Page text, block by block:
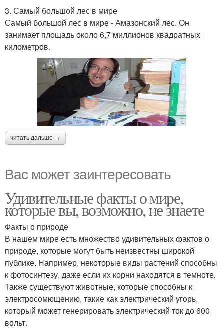
3. Самый большой лес в мире
Самый большой лес в мире - Амазонский лес. Он
занимает площадь около 6,7 миллионов квадратных
километров.
читать дальше →
Вас может заинтересовать
Удивительные факты о мире,
которые вы, возможно, не знаете
Факты о природе
В нашем мире есть множество удивительных фактов о
природе, которые могут быть неизвестны широкой
публике. Например, некоторые виды растений способны
к фотосинтезу, даже если их корни находятся в темноте.
Также существуют животные, которые способны к
электросомющению, такие как электрический угорь,
который может генерировать электрический ток до 600
вольт.